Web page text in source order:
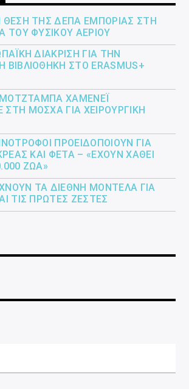
ΘΈΣΗ ΤΗΣ ΔΕΠΑ ΕΜΠΟΡΊΑΣ ΣΤΗ
ΤΟΥ ΦΥΣΙΚΟΎ ΑΕΡΊΟΥ
ΔΙΆΚΡΙΣΗ ΓΙΑ ΤΗΝ
ΒΙΒΛΙΟΘΉΚΗ ΣΤΟ ERASMUS+
ΜΟΤΖΤΆΜΠΑ ΧΑΜΕΝΕΪ́
ΜΌΣΧΑ ΓΙΑ ΧΕΙΡΟΥΡΓΙΚΉ
ΠΡΟΕΙΔΟΠΟΙΟΎΝ ΓΙΑ
ΚΑΙ ΦΈΤΑ – «ΈΧΟΥΝ ΧΑΘΕΊ
ΖΏΑ»
ΤΑ ΔΙΕΘΝΉ ΜΟΝΤΈΛΑ ΓΙΑ
ΤΙΣ ΠΡΏΤΕΣ ΖΈΣΤΕΣ